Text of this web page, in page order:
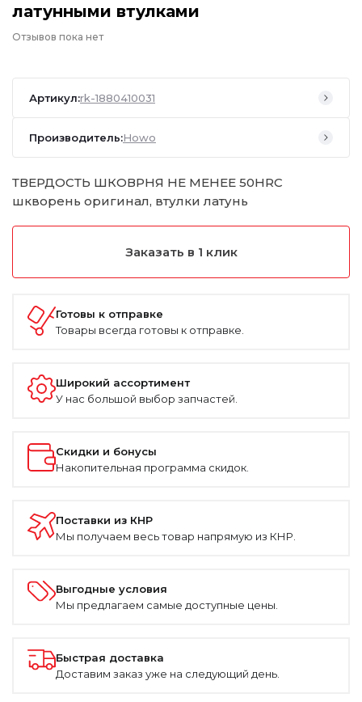
латунными втулками
Отзывов пока нет
Артикул:rk-1880410031
Производитель:Howo
ТВЕРДОСТЬ ШКОВРНЯ НЕ МЕНЕЕ 50HRC
шкворень оригинал, втулки латунь
Заказать в 1 клик
Готовы к отправке
Товары всегда готовы к отправке.
Широкий ассортимент
У нас большой выбор запчастей.
Скидки и бонусы
Накопительная программа скидок.
Поставки из КНР
Мы получаем весь товар напрямую из КНР.
Выгодные условия
Мы предлагаем самые доступные цены.
Быстрая доставка
Доставим заказ уже на следующий день.